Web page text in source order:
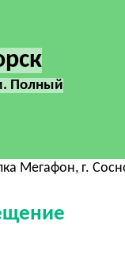
Полный
Мегафон, г.